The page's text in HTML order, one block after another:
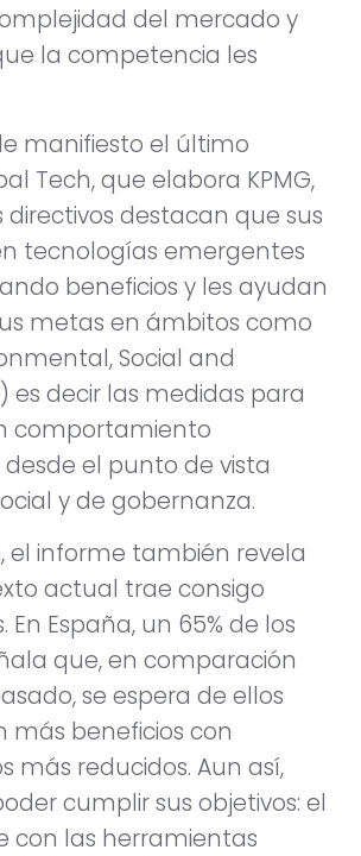
del mercado y
la competencia les
manifiesto el último
Tech, que elabora KPMG,
directivos destacan que sus
tecnologías emergentes
beneficios y les ayudan
metas en ámbitos como
Social and
es decir las medidas para
comportamiento
el punto de vista
y de gobernanza.
el informe también revela
actual trae consigo
En España, un 65% de los
que, en comparación
se espera de ellos
más beneficios con
más reducidos. Aun así,
cumplir sus objetivos: el
con las herramientas